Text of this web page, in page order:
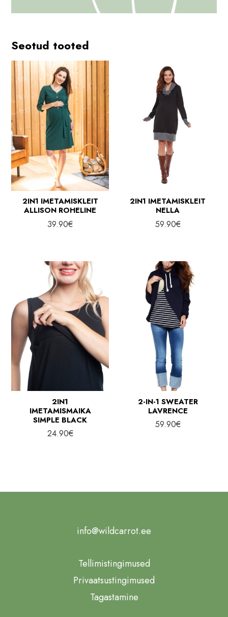
Seotud tooted
2IN1 IMETAMISKLEIT
ALLISON ROHELINE
39.90€
2IN1 IMETAMISKLEIT
NELLA
59.90€
2IN1
IMETAMISMAIKA
SIMPLE BLACK
24.90€
2-IN-1 SWEATER
LAVRENCE
59.90€
info@wildcarrot.ee
Tellimistingimused
Privaatsustingimused
Tagastamine